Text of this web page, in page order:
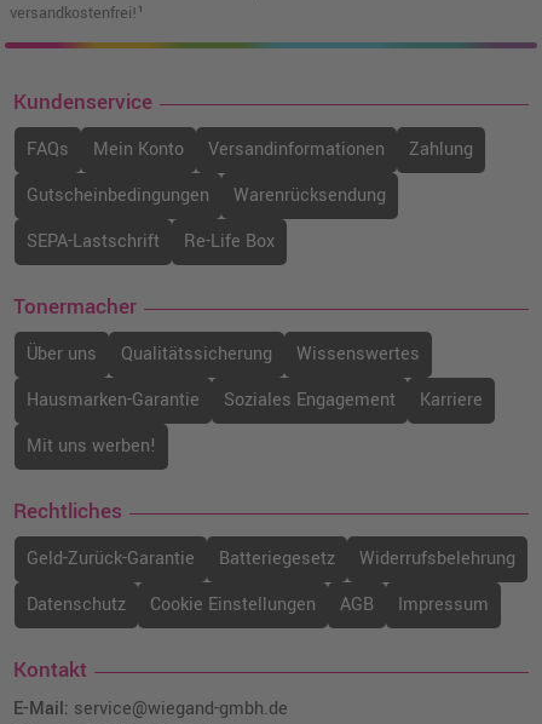
versandkostenfrei!¹
Kundenservice
FAQs Mein Konto Versandinformationen
Zahlung
Gutscheinbedingungen
Warenrücksendung
SEPA-Lastschrift
Re-Life Box
Tonermacher
Über uns Qualitätssicherung
Wissenswertes
Hausmarken-Garantie
Soziales Engagement
Karriere
Mit uns werben!
Rechtliches
Geld-Zurück-Garantie Batteriegesetz
Widerrufsbelehrung
Datenschutz
Cookie Einstellungen AGB Impressum
Kontakt
E-Mail: service@wiegand-gmbh.de